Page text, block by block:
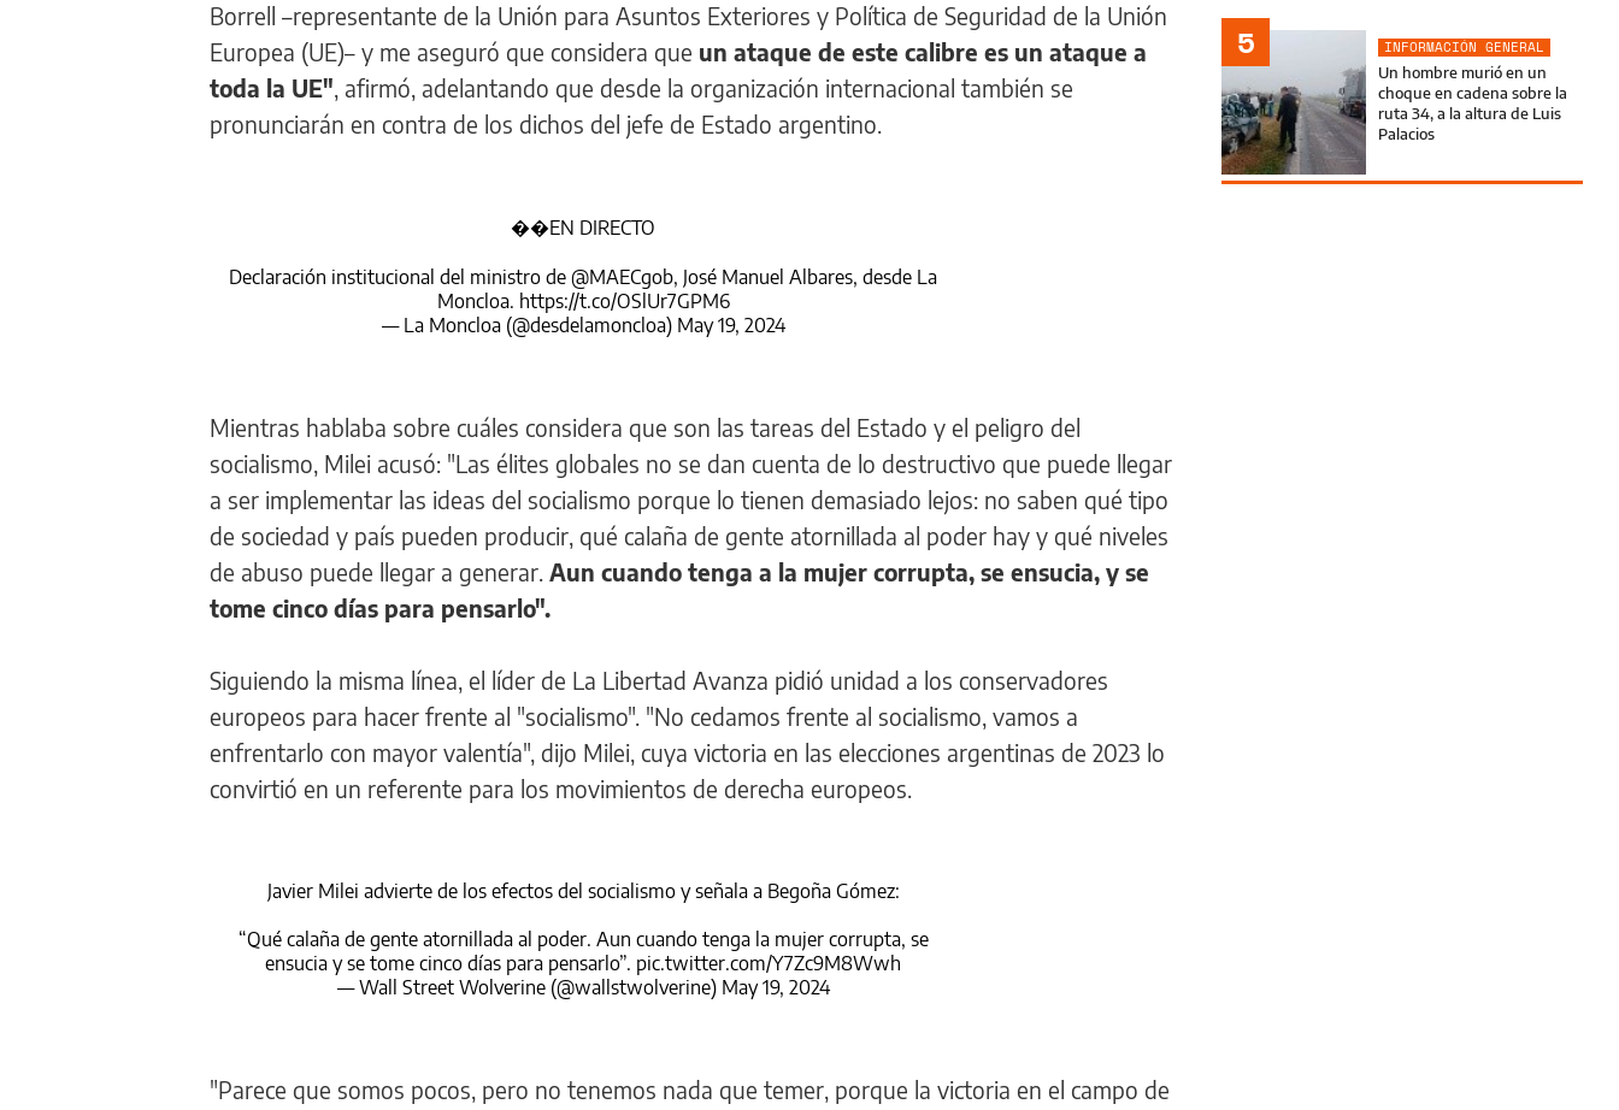
Borrell –representante de la Unión para Asuntos Exteriores y Política de Seguridad de la Unión
Europea (UE)– y me aseguró que considera que un ataque de este calibre es un ataque a
toda la UE", afirmó, adelantando que desde la organización internacional también se
pronunciarán en contra de los dichos del jefe de Estado argentino.
��EN DIRECTO
Declaración institucional del ministro de @MAECgob, José Manuel Albares, desde La
Moncloa. https://t.co/OSlUr7GPM6
— La Moncloa (@desdelamoncloa) May 19, 2024
Mientras hablaba sobre cuáles considera que son las tareas del Estado y el peligro del
socialismo, Milei acusó: "Las élites globales no se dan cuenta de lo destructivo que puede llegar
a ser implementar las ideas del socialismo porque lo tienen demasiado lejos: no saben qué tipo
de sociedad y país pueden producir, qué calaña de gente atornillada al poder hay y qué niveles
de abuso puede llegar a generar. Aun cuando tenga a la mujer corrupta, se ensucia, y se
tome cinco días para pensarlo".
Siguiendo la misma línea, el líder de La Libertad Avanza pidió unidad a los conservadores
europeos para hacer frente al "socialismo". "No cedamos frente al socialismo, vamos a
enfrentarlo con mayor valentía", dijo Milei, cuya victoria en las elecciones argentinas de 2023 lo
convirtió en un referente para los movimientos de derecha europeos.
Javier Milei advierte de los efectos del socialismo y señala a Begoña Gómez:
“Qué calaña de gente atornillada al poder. Aun cuando tenga la mujer corrupta, se
ensucia y se tome cinco días para pensarlo”. pic.twitter.com/Y7Zc9M8Wwh
— Wall Street Wolverine (@wallstwolverine) May 19, 2024
"Parece que somos pocos, pero no tenemos nada que temer, porque la victoria en el campo de
5
INFORMACIÓN GENERAL
Un hombre murió en un
choque en cadena sobre la
ruta 34, a la altura de Luis
Palacios